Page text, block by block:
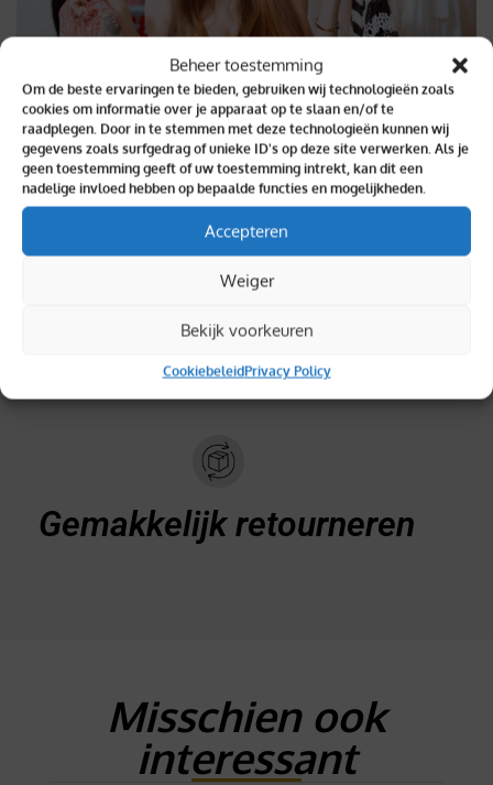
Beheer toestemming
Om de beste ervaringen te bieden, gebruiken wij technologieën zoals
cookies om informatie over je apparaat op te slaan en/of te
raadplegen. Door in te stemmen met deze technologieën kunnen wij
gegevens zoals surfgedrag of unieke ID's op deze site verwerken. Als je
geen toestemming geeft of uw toestemming intrekt, kan dit een
nadelige invloed hebben op bepaalde functies en mogelijkheden.
Accepteren
Weiger
Bekijk voorkeuren
CookiebeleidPrivacy Policy
Binnen 2 dagen geleverd
Topkwaliteit verzekerd
Gemakkelijk retourneren
Misschien ook
interessant